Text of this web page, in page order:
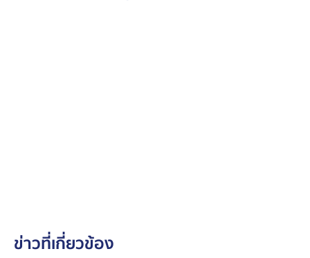
จนกระทั่งวันที่ 8 กันยายน 2568 ป.ป.ช. ยกคำร้องดังกล่าว
ข่าวที่เกี่ยวข้อง